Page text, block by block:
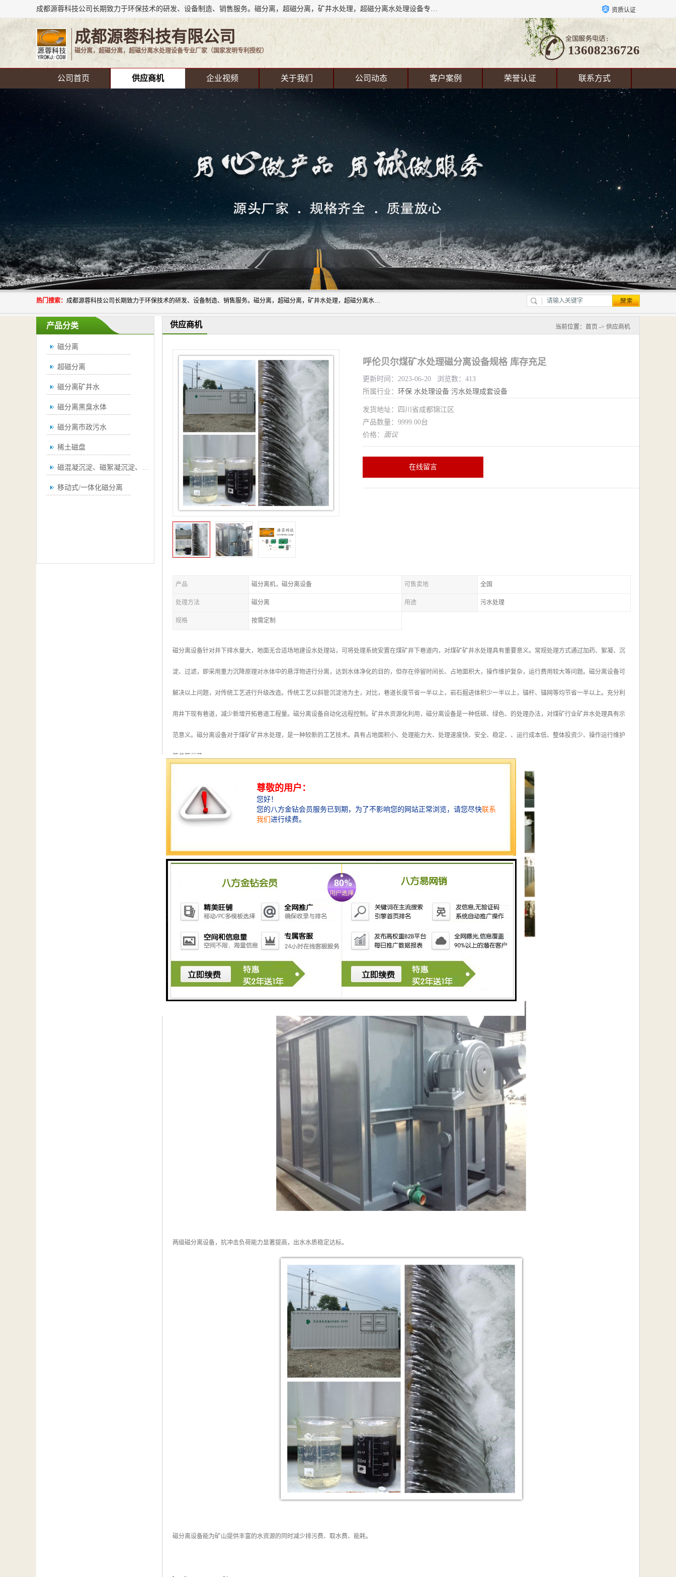
成都源蓉科技公司长期致力于环保技术的研发、设备制造、销售服务。磁分离，超磁分离，矿井水处理，超磁分离水处理设备专业厂家（国家发明专利授权）在水处理领域，公司拥有自己的技术，包括磁分离净化、磁力脱水、精密过滤等，且已获得多项国家发明专利磁分离设备，一级强化设备，磁分离机，磁分离水处理技术服务，超磁分离水处理技术服务。 资质认证
成都源蓉科技有限公司
磁分离，超磁分离，超磁分离水处理设备专业厂家（国家发明专利授权） 13608236726
公司首页 供应商机 企业视频 关于我们 公司动态 客户案例 荣誉认证 联系方式
热门搜索： 成都源蓉科技公司长期致力于环保技术的研发、设备制造、销售服务。磁分离，超磁分离，矿井水处理，超磁分离水处理设备专业厂家（国家发明专利授权）在水处理领域，公司拥有自己的技术，包括磁分离净化、磁力脱水、精密过滤等，且已获得多项国家发明专利磁分离设备，一级强化设备，磁分离机，磁分离水处理技术服务，超磁分离水处理技术服务。
产品分类
磁分离
超磁分离
磁分离矿井水
磁分离黑臭水体
磁分离市政污水
稀土磁盘
磁混凝沉淀、磁絮凝沉淀、磁澄清
移动式/一体化磁分离
供应商机 当前位置： 首页 -> 供应商机
呼伦贝尔煤矿水处理磁分离设备规格 库存充足
更新时间：2023-06-20 浏览数：413
所属行业： 环保 水处理设备 污水处理成套设备
发货地址：四川省成都锦江区
产品数量：9999.00台
价格： 面议
在线留言
产品 磁分离机，磁分离设备 可售卖地 全国
处理方法 磁分离 用途 污水处理
规格 按需定制
磁分离设备针对井下排水量大，地面无合适场地建设水处理站，可将处理系统安置在煤矿井下巷道内，对煤矿矿井水处理具有重要意义。常规处理方式通过加药、絮凝、沉
淀、过滤，即采用重力沉降原理对水体中的悬浮物进行分离，达到水体净化的目的，但存在停留时间长、占地面积大，操作维护复杂，运行费用较大等问题。磁分离设备可
解决以上问题，对传统工艺进行升级改造。传统工艺以斜管沉淀池为主，对比，巷道长度节省一半以上，岩石掘进体积少一半以上，锚杆、锚网等均节省一半以上。充分利
用井下现有巷道，减少新增开拓巷道工程量。磁分离设备自动化远程控制。矿井水资源化利用，磁分离设备是一种低碳、绿色、的处理办法，对煤矿行业矿井水处理具有示
范意义。磁分离设备对于煤矿矿井水处理，是一种较新的工艺技术。具有占地面积小、处理能力大、处理速度快、安全、稳定、、运行成本低、整体投资少、操作运行维护
简单等优势。
磁分离设备取代沉淀池、过滤池，系统高度集成，可移动集装箱式。
两级磁分离设备，抗冲击负荷能力显著提高，出水水质稳定达标。
磁分离设备能为矿山提供丰富的水资源的同时减少排污费、取水费、能耗。